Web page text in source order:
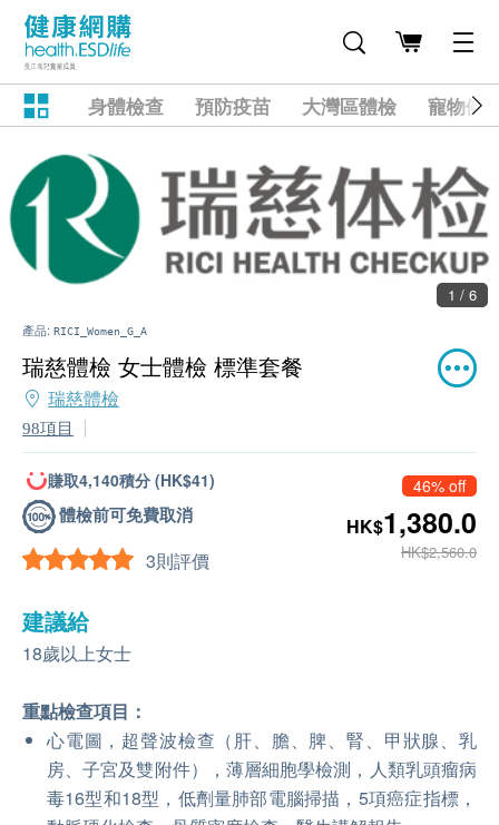
身體檢查 預防疫苗 大灣區體檢 寵物健
1 / 6
產品: RICI_Women_G_A
瑞慈體檢 女士體檢 標準套餐
瑞慈體檢
98項目
賺取4,140積分 (HK$41)
體檢前可免費取消
3則評價
46% off
HK$1,380.0
HK$2,560.0
建議給
18歲以上女士
重點檢查項目：
心電圖，超聲波檢查（肝、膽、脾、腎、甲狀腺、乳
房、子宮及雙附件），薄層細胞學檢測，人類乳頭瘤病
毒16型和18型，低劑量肺部電腦掃描，5項癌症指標，